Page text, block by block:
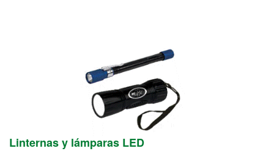
Linternas y lámparas LED